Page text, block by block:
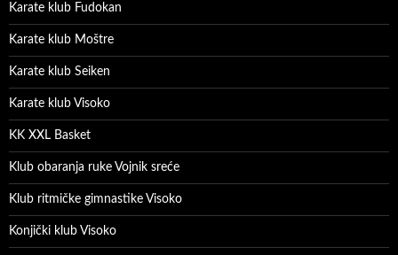
Karate klub Fudokan
Karate klub Moštre
Karate klub Seiken
Karate klub Visoko
KK XXL Basket
Klub obaranja ruke Vojnik sreće
Klub ritmičke gimnastike Visoko
Konjički klub Visoko